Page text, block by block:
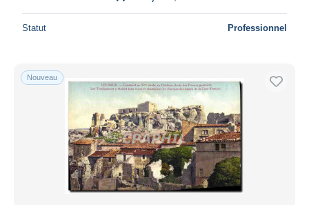
Statut Professionnel
Nouveau